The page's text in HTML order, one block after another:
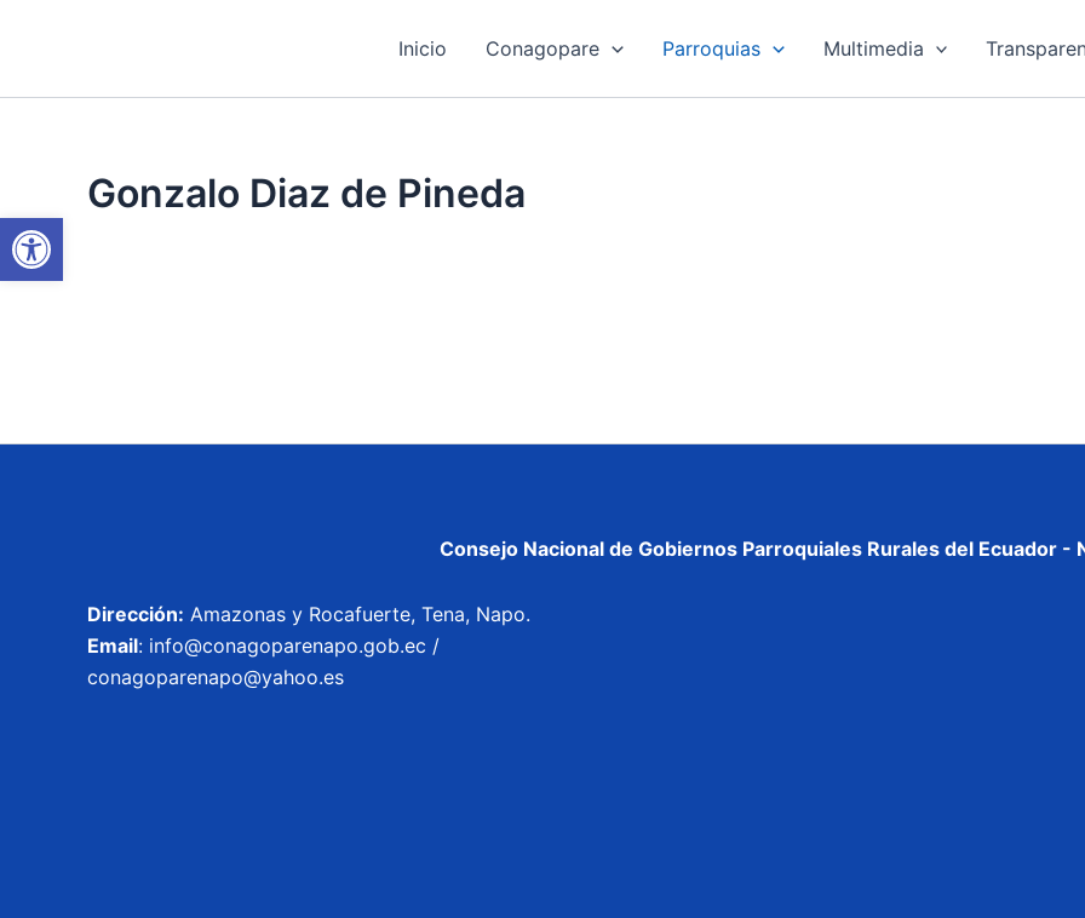
Abrir barra de herramientas
Inicio Conagopare Parroquias Multimedia
Gonzalo Diaz de Pineda
Consejo Nacional de Gobiernos Parroquiales Rurales del Ecuador -
Dirección: Amazonas y Rocafuerte, Tena, Napo.
Email: info@conagoparenapo.gob.ec /
conagoparenapo@yahoo.es